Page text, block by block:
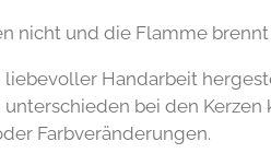
nicht und die Flamme
liebevoller Handarbeit
unterschieden bei den Kerzen
Farbveränderungen.